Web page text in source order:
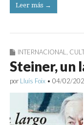
Leer más →
INTERNACIONAL,
Steiner, un
por Lluís Foix • 04/02/